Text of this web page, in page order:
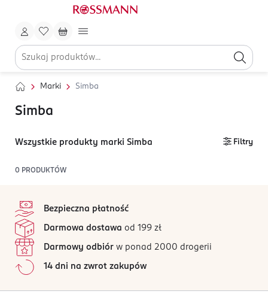
Marki Simba
Simba
Wszystkie produkty marki Simba Filtry
0 PRODUKTÓW
Bezpieczna płatność
Darmowa dostawa od 199 zł
Darmowy odbiór w ponad 2000 drogerii
14 dni na zwrot zakupów